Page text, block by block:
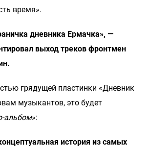
время».
дневника Ермачка», —
выход треков фронтмен
грядущей пластинки «Дневник
музыкантов, это будет
альбом»:
история из самых